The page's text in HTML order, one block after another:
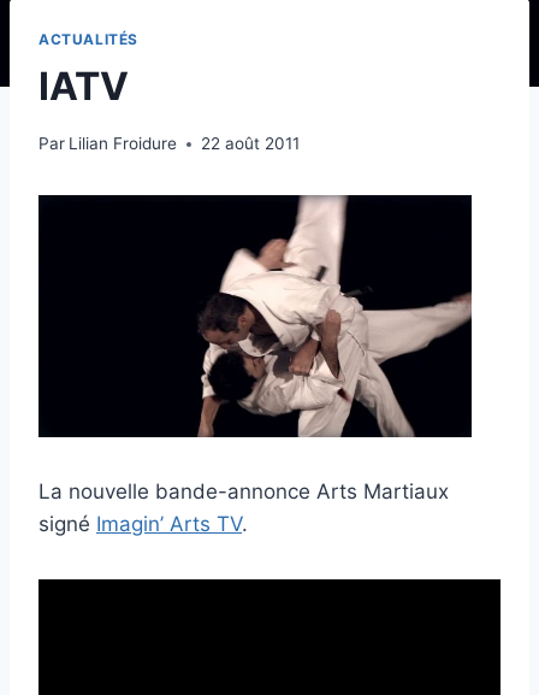
ACTUALITÉS
IATV
Par Lilian Froidure 22 août 2011
La nouvelle bande-annonce Arts Martiaux
signé Imagin’ Arts TV.